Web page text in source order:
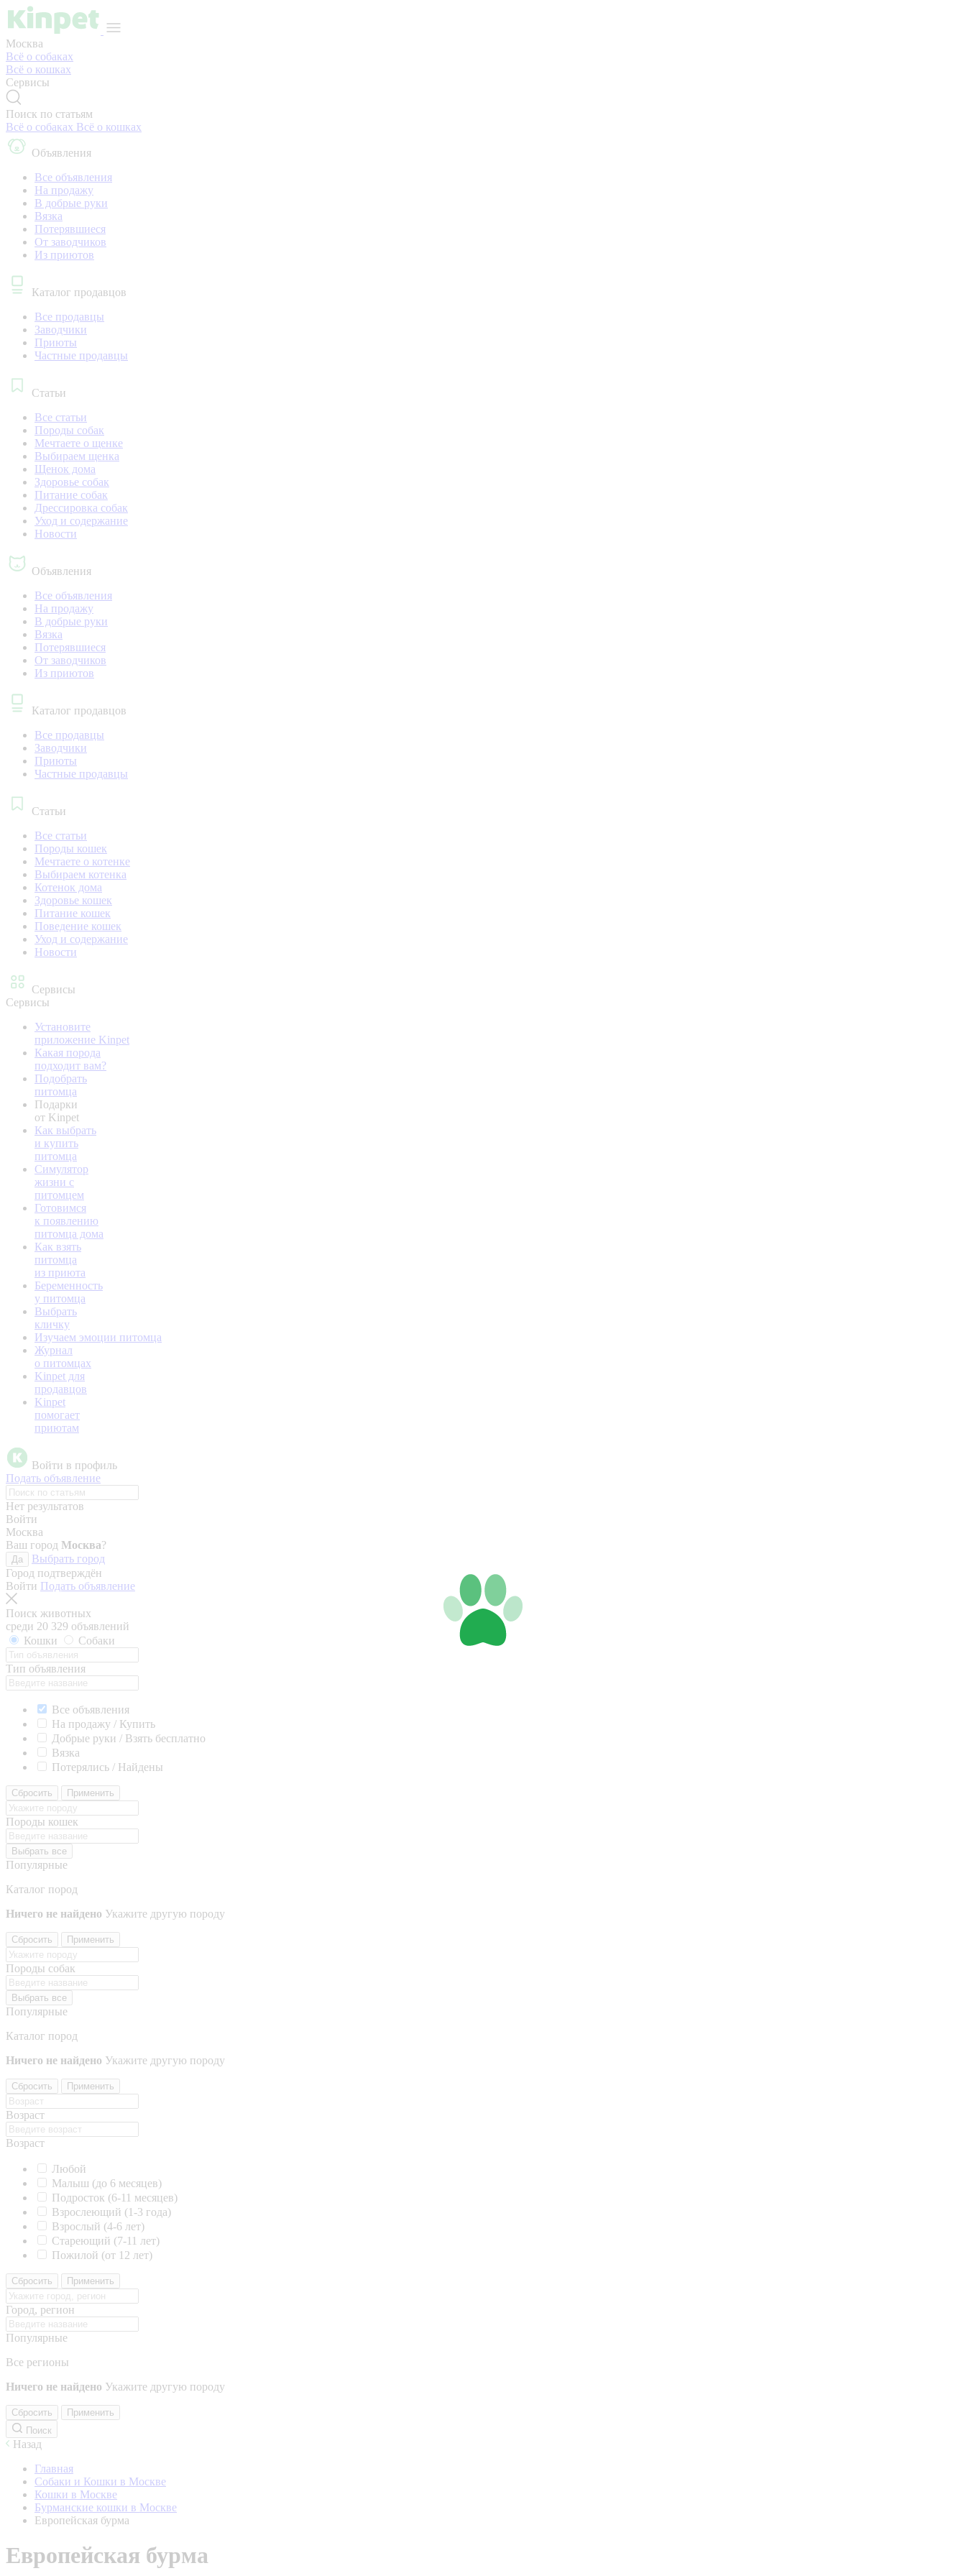
Москва
Всё о собаках
Всё о кошках
Сервисы
Поиск по статьям
Всё о собаках Всё о кошках
Объявления
Все объявления
На продажу
В добрые руки
Вязка
Потерявшиеся
От заводчиков
Из приютов
Каталог продавцов
Все продавцы
Заводчики
Приюты
Частные продавцы
Статьи
Все статьи
Породы собак
Мечтаете о щенке
Выбираем щенка
Щенок дома
Здоровье собак
Питание собак
Дрессировка собак
Уход и содержание
Новости
Объявления
Все объявления
На продажу
В добрые руки
Вязка
Потерявшиеся
От заводчиков
Из приютов
Каталог продавцов
Все продавцы
Заводчики
Приюты
Частные продавцы
Статьи
Все статьи
Породы кошек
Мечтаете о котенке
Выбираем котенка
Котенок дома
Здоровье кошек
Питание кошек
Поведение кошек
Уход и содержание
Новости
Сервисы
Сервисы
Установите
приложение Kinpet
Какая порода
подходит вам?
Подобрать
питомца
Подарки
от Kinpet
Как выбрать
и купить
питомца
Симулятор
жизни с
питомцем
Готовимся
к появлению
питомца дома
Как взять
питомца
из приюта
Беременность
у питомца
Выбрать
кличку
Изучаем эмоции питомца
Журнал
о питомцах
Kinpet для
продавцов
Kinpet
помогает
приютам
Войти в профиль
Подать объявление
Нет результатов
Войти
Москва
Ваш город Москва?
Да
Выбрать город
Город подтверждён
Войти Подать объявление
Поиск животных
среди 20 329 объявлений
Кошки
Собаки
Тип объявления
Все объявления
На продажу / Купить
Добрые руки / Взять бесплатно
Вязка
Потерялись / Найдены
Сбросить Применить
Породы кошек
Выбрать все
Популярные
Каталог пород
Ничего не найдено Укажите другую породу
Сбросить Применить
Породы собак
Выбрать все
Популярные
Каталог пород
Ничего не найдено Укажите другую породу
Сбросить Применить
Возраст
Возраст
Любой
Малыш (до 6 месяцев)
Подросток (6-11 месяцев)
Взрослеющий (1-3 года)
Взрослый (4-6 лет)
Стареющий (7-11 лет)
Пожилой (от 12 лет)
Сбросить Применить
Город, регион
Популярные
Все регионы
Ничего не найдено Укажите другую породу
Сбросить
Применить
Поиск
Назад
Главная
Собаки и Кошки в Москве
Кошки в Москве
Бурманские кошки в Москве
Европейская бурма
Европейская бурма